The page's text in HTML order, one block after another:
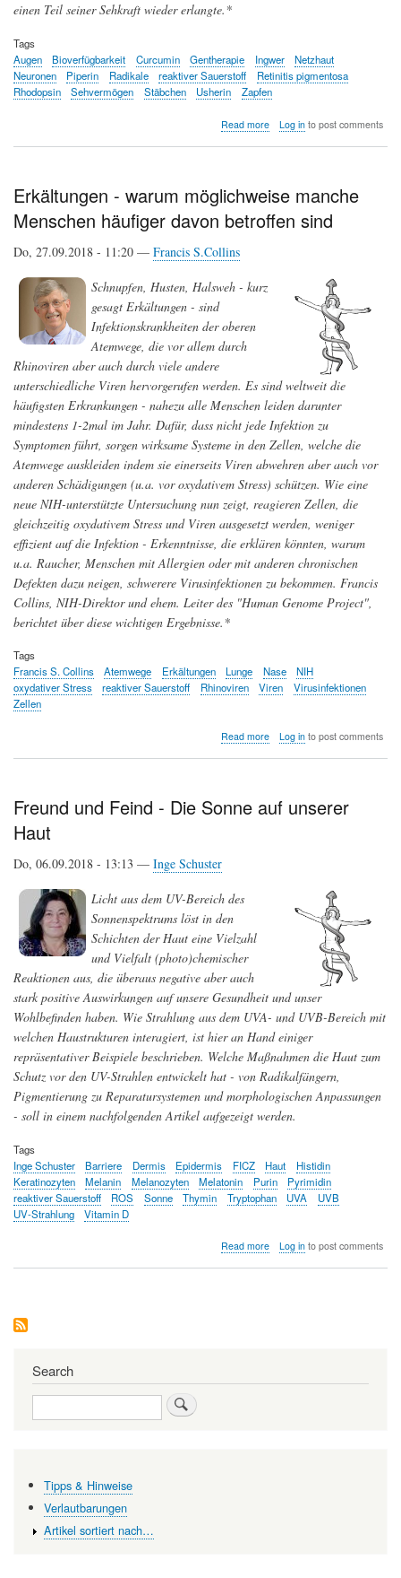
einen Teil seiner Sehkraft wieder erlangte.*
Tags
Augen
Bioverfügbarkeit Curcumin Gentherapie Ingwer
Netzhaut
Neuronen
Piperin Radikale reaktiver Sauerstoff
Retinitis pigmentosa
Rhodopsin
Sehvermögen Stäbchen Usherin Zapfen
Read moreabout
Sehvermögens
durch
Gelbwurz,
Log into post comments
Erkältungen - warum möglichweise manche
Menschen häufiger davon betroffen sind
Do, 27.09.2018 - 11:20 — Francis S.Collins
Schnupfen, Husten, Halsweh - kurz
gesagt Erkältungen - sind
Infektionskrankheiten der oberen
Atemwege, die vor allem durch
Rhinoviren aber auch durch viele andere
unterschiedliche Viren hervorgerufen werden. Es sind weltweit die
häufigsten Erkrankungen - nahezu alle Menschen leiden darunter
mindestens 1-2mal im Jahr. Dafür, dass nicht jede Infektion zu
Symptomen führt, sorgen wirksame Systeme in den Zellen, welche die
Atemwege auskleiden indem sie einerseits Viren abwehren aber auch vor
anderen Schädigungen (u.a. vor oxydativem Stress) schützen. Wie eine
neue NIH-unterstützte Untersuchung nun zeigt, reagieren Zellen, die
gleichzeitig oxydativem Stress und Viren ausgesetzt werden, weniger
effizient auf die Infektion - Erkenntnisse, die erklären könnten, warum
u.a. Raucher, Menschen mit Allergien oder mit anderen chronischen
Defekten dazu neigen, schwerere Virusinfektionen zu bekommen. Francis
Collins, NIH-Direktor und ehem. Leiter des "Human Genome Project",
berichtet über diese wichtigen Ergebnisse.*
Tags
Francis S. Collins
Atemwege Erkältungen Lunge Nase
NIH
oxydativer Stress
reaktiver Sauerstoff Rhinoviren Viren
Virusinfektionen
Zellen
Read moreabout
manche
Log into post comments
Freund und Feind - Die Sonne auf unserer
Haut
Do, 06.09.2018 - 13:13 — Inge Schuster
Licht aus dem UV-Bereich des
Sonnenspektrums löst in den
Schichten der Haut eine Vielzahl
und Vielfalt (photo)chemischer
Reaktionen aus, die überaus negative aber auch
stark positive Auswirkungen auf unsere Gesundheit und unser
Wohlbefinden haben. Wie Strahlung aus dem UVA- und UVB-Bereich mit
welchen Haustrukturen interagiert, ist hier an Hand einiger
repräsentativer Beispiele beschrieben. Welche Maßnahmen die Haut zum
Schutz vor den UV-Strahlen entwickelt hat - von Radikalfängern,
Pigmentierung zu Reparatursystemen und morphologischen Anpassungen
- soll in einem nachfolgenden Artikel aufgezeigt werden.
Tags
Inge Schuster
Barriere Dermis Epidermis FICZ Haut
Histidin
Keratinozyten
Melanin Melanozyten Melatonin Purin
Pyrimidin
reaktiver Sauerstoff
ROS Sonne Thymin Tryptophan UVA
UVB
UV-Strahlung
Vitamin D
Read moreabout
Haut
Log into post comments
Search
Search
Tipps & Hinweise
Verlautbarungen
Artikel sortiert nach…